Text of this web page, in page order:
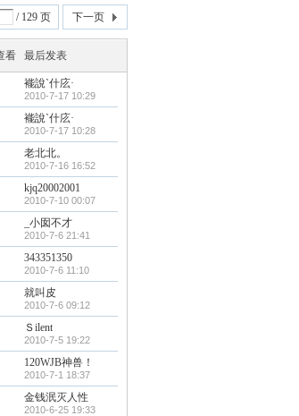
/ 129 页 下一页
看 最后发表
褦說`什庅·
2010-7-17 10:29
褦說`什庅·
2010-7-17 10:28
老北北。
2010-7-16 16:52
kjq20002001
2010-7-10 00:07
_小囡不才
2010-7-6 21:41
343351350
2010-7-6 11:10
就叫皮
2010-7-6 09:12
Ｓilent
2010-7-5 19:22
120WJB神兽！
2010-7-1 18:37
金钱泯灭人性
2010-6-25 19:33